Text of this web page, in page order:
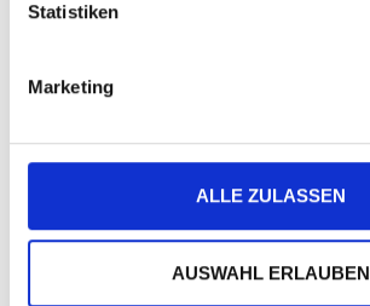
Statistiken
Marketing
ALLE ZULASSEN
AUSWAHL ERLAUBEN
CrossX Arena